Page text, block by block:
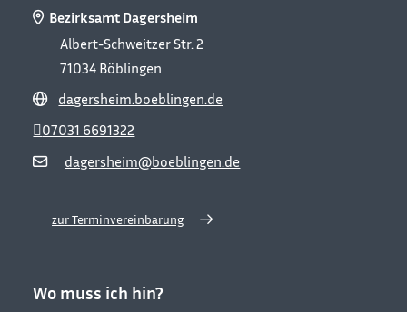
Bezirksamt Dagersheim
Albert-Schweitzer Str. 2
71034 Böblingen
dagersheim.boeblingen.de
dagersheim@boeblingen.de
07031 6691322
zur Terminvereinbarung
Wo muss ich hin?